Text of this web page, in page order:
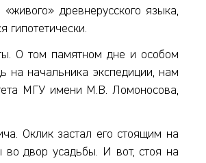
древнерусского языка,
гипотетически.
О том памятном дне и особом
на начальника экспедиции, нам
МГУ имени М.В. Ломоносова,
Оклик застал его стоящим на
во двор усадьбы. И вот, стоя на